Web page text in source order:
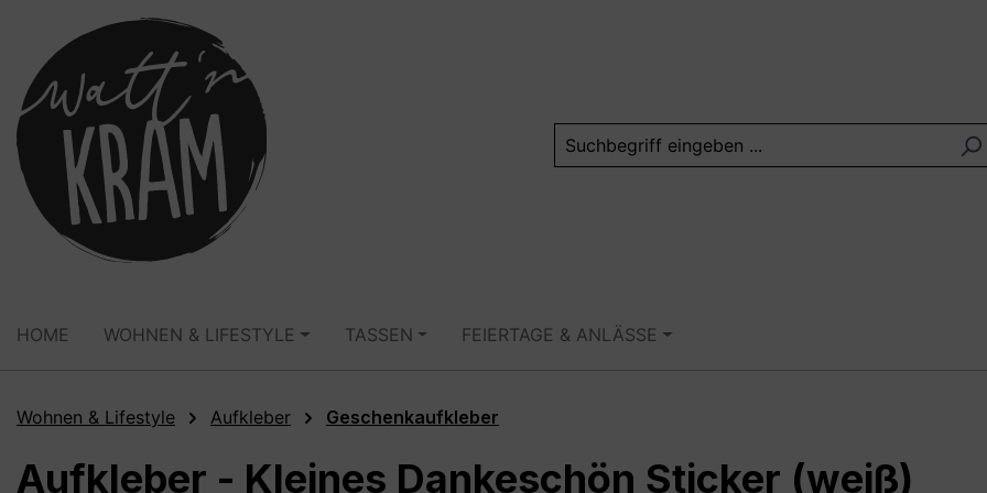
Zur Hauptnavigation springen
HOME WOHNEN & LIFESTYLE TASSEN FEIERTAGE & ANLÄSSE
Wohnen & Lifestyle Aufkleber Geschenkaufkleber
Aufkleber - Kleines Dankeschön Sticker (weiß)